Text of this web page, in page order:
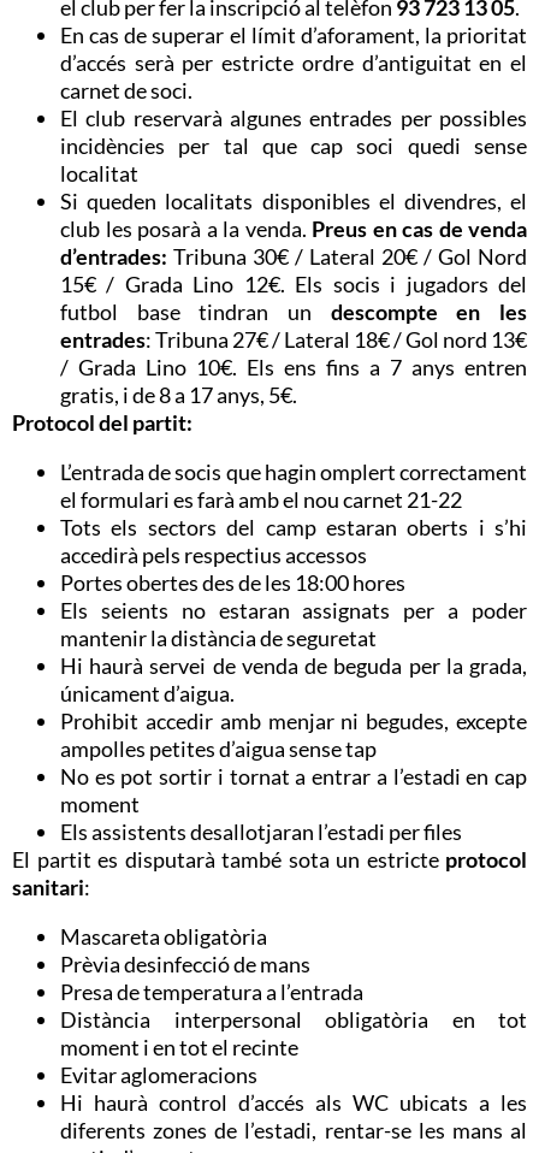
el club per fer la inscripció al telèfon 93 723 13 05.
En cas de superar el límit d’aforament, la prioritat
d’accés serà per estricte ordre d’antiguitat en el
carnet de soci.
El club reservarà algunes entrades per possibles
incidències per tal que cap soci quedi sense
localitat
Si queden localitats disponibles el divendres, el
club les posarà a la venda. Preus en cas de venda
d’entrades: Tribuna 30€ / Lateral 20€ / Gol Nord
15€ / Grada Lino 12€. Els socis i jugadors del
futbol base tindran un descompte en les
entrades: Tribuna 27€ / Lateral 18€ / Gol nord 13€
/ Grada Lino 10€. Els ens fins a 7 anys entren
gratis, i de 8 a 17 anys, 5€.
Protocol del partit:
L’entrada de socis que hagin omplert correctament
el formulari es farà amb el nou carnet 21-22
Tots els sectors del camp estaran oberts i s’hi
accedirà pels respectius accessos
Portes obertes des de les 18:00 hores
Els seients no estaran assignats per a poder
mantenir la distància de seguretat
Hi haurà servei de venda de beguda per la grada,
únicament d’aigua.
Prohibit accedir amb menjar ni begudes, excepte
ampolles petites d’aigua sense tap
No es pot sortir i tornat a entrar a l’estadi en cap
moment
Els assistents desallotjaran l’estadi per files
El partit es disputarà també sota un estricte protocol
sanitari:
Mascareta obligatòria
Prèvia desinfecció de mans
Presa de temperatura a l’entrada
Distància interpersonal obligatòria en tot
moment i en tot el recinte
Evitar aglomeracions
Hi haurà control d’accés als WC ubicats a les
diferents zones de l’estadi, rentar-se les mans al